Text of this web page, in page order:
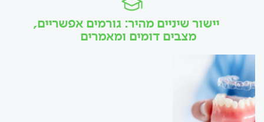
יישור שיניים מהיר: גורמים אפשריים,
מצבים דומים ומאמרים